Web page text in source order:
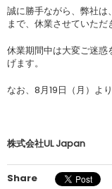
誠に勝手ながら、弊社は
まで、休業させていただ
休業期間中は大変ご迷
げます。
なお、8月19日（月）よ
株式会社UL Japan
Share